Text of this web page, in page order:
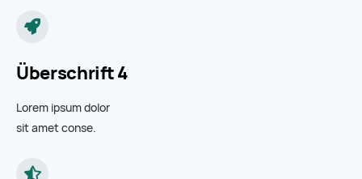
Überschrift 4
Lorem ipsum dolor
sit amet conse.